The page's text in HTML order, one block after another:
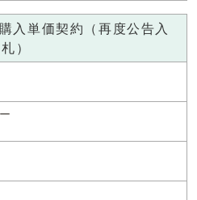
入単価契約（再度公告入
札）